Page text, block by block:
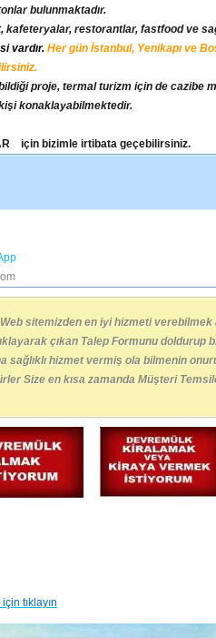
bulunmaktadır.
restorantlar, fastfood ve
vardır. Her gün İstanbul, Yenikapı ve
proje, termal turizm için de cazibe
konaklayabilmektedir.
için bizimle irtibata geçebilirsiniz.
sitemizden en iyi hizmeti verebilmek
çıkan Talep Formunu doldurup
sağlıklı hizmet vermiş ola bilmenin
Size en kısa zamanda Müşteri
tıklayın